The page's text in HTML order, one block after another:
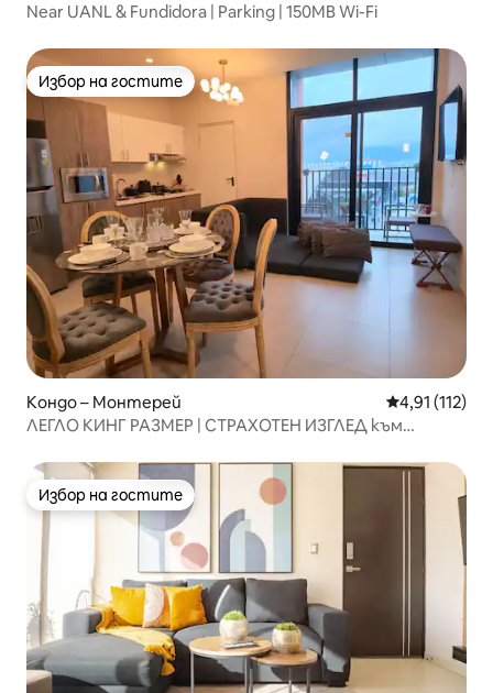
Near UANL & Fundidora | Parking | 150MB Wi-Fi
Избор на гостите
Избор на гостите
Кондо – Монтерей Средна
4,91 (112)
ЛЕГЛО КИНГ РАЗМЕР | СТРАХОТЕН ИЗГЛЕД към
Избор на гостите
Избор на гостите